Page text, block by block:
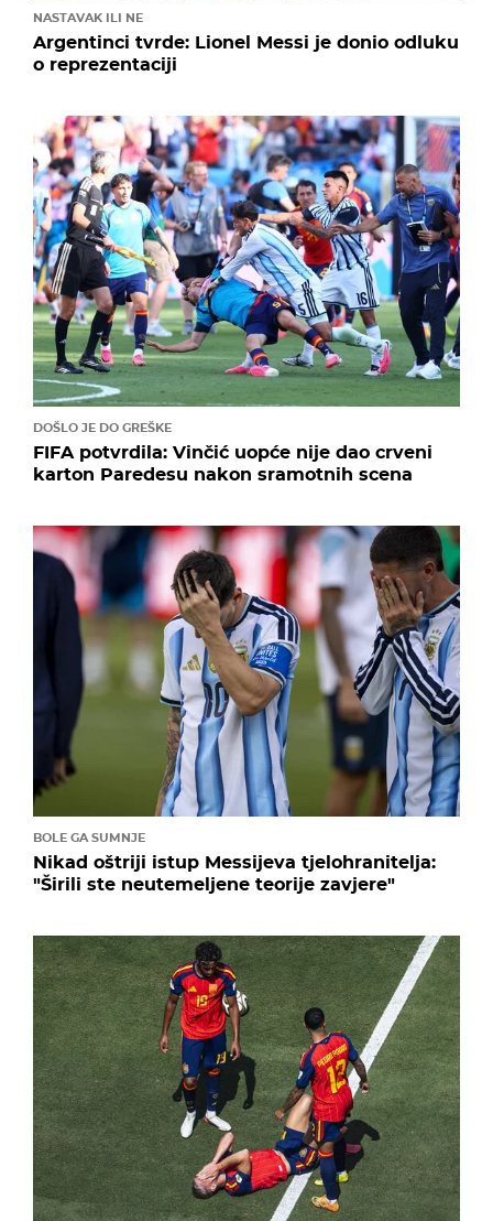
NASTAVAK ILI NE
Argentinci tvrde: Lionel Messi je donio odluku
o reprezentaciji
DOŠLO JE DO GREŠKE
FIFA potvrdila: Vinčić uopće nije dao crveni
karton Paredesu nakon sramotnih scena
BOLE GA SUMNJE
Nikad oštriji istup Messijeva tjelohranitelja:
"Širili ste neutemeljene teorije zavjere"